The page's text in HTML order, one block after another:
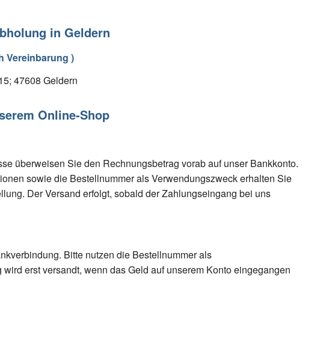
in Geldern
Vereinbarung )
47608 Geldern
Online-Shop
überweisen Sie den Rechnungsbetrag vorab auf unser Bankkonto.
sowie die Bestellnummer als Verwendungszweck erhalten Sie
Der Versand erfolgt, sobald der Zahlungseingang bei uns
Bitte nutzen die Bestellnummer als
erst versandt, wenn das Geld auf unserem Konto eingegangen